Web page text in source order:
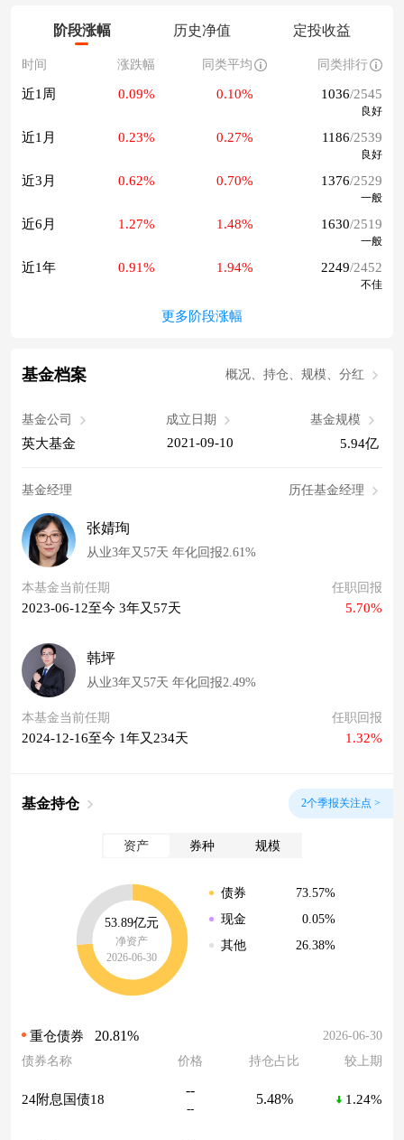
阶段涨幅 历史净值 定投收益
时间 涨跌幅 同类平均 同类排行
近1周 0.09% 0.10% 1036/2545
良好
近1月 0.23% 0.27% 1186/2539
良好
近3月 0.62% 0.70% 1376/2529
一般
近6月 1.27% 1.48% 1630/2519
一般
近1年 0.91% 1.94% 2249/2452
不佳
更多阶段涨幅
基金档案 概况、持仓、规模、分红
基金公司
英大基金
成立日期
2021-09-10
基金规模
5.94亿
基金经理 历任基金经理
张婧珣
从业3年又57天 年化回报2.61%
本基金当前任期
2023-06-12至今 3年又57天
任职回报
5.70%
韩坪
从业3年又57天 年化回报2.49%
本基金当前任期
2024-12-16至今 1年又234天
任职回报
1.32%
基金持仓 2个季报关注点 >
资产 券种 规模
53.89亿元
净资产
2026-06-30
债券
73.57%
现金
0.05%
其他
26.38%
重仓债券 20.81%
2026-06-30
债券名称
价格 持仓占比 较上期
24附息国债18
--
--
5.48% 1.24%